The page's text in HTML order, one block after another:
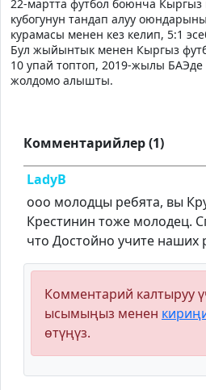
22-мартта футбол боюнча Кыргыз
кубогунун тандап алуу
курамасы менен кез келип, 5:1
Бул жыйынтык менен Кыргыз
10 упай топтоп, 2019-жылы БАЭде
жолдомо алышты.
Комментарийлер (1)
LadyB
ооо молодцы ребята, вы
Крестинин тоже молодец.
что Достойно учите наших
Комментарий калтыруу
ысымыңыз менен
өтүңүз.